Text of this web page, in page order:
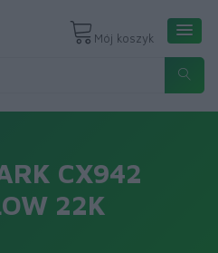
Mój koszyk
CX942
22K